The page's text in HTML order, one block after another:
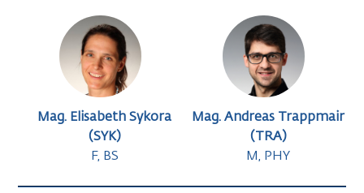
Mag. Elisabeth Sykora
(SYK)
F, BS
Mag. Andreas Trappmair
(TRA)
M, PHY